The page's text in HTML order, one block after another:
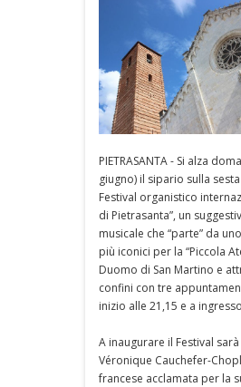
PIETRASANTA - Si alza
giugno) il sipario sulla
Festival organistico
di Pietrasanta”, un
musicale che “parte” da
più iconici per la “Piccola
Duomo di San Martino e
confini con tre
inizio alle 21,15 e a
A inaugurare il Festival
Véronique Cauchefer-
francese acclamata per la